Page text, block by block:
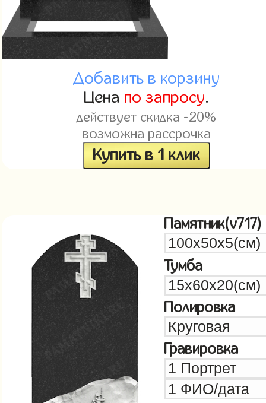
Добавить в корзину
Цена по запросу.
действует скидка -20%
возможна рассрочка
Купить в 1 клик
Памятник(v717)
Тумба
Полировка
Гравировка